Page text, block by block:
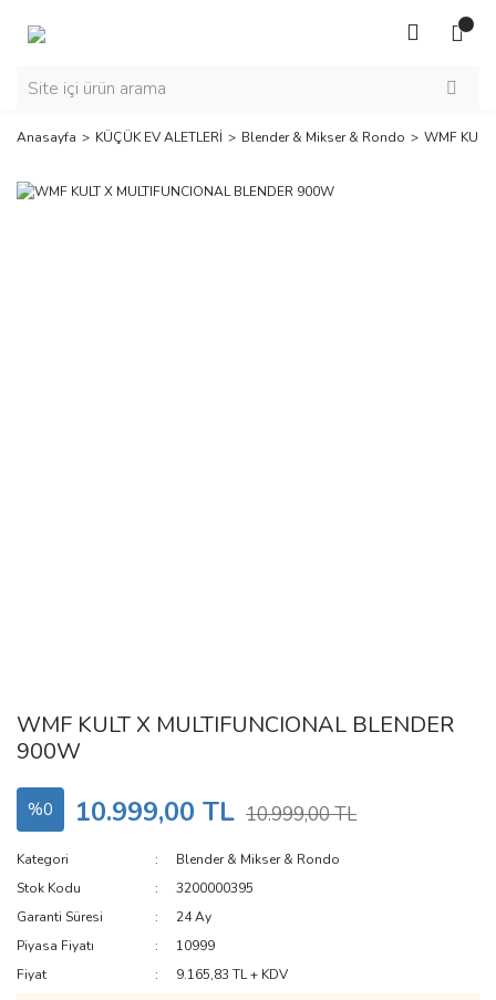
Anasayfa KÜÇÜK EV ALETLERİ Blender & Mikser & Rondo WMF KULT
WMF KULT X MULTIFUNCIONAL BLENDER
900W
%0 10.999,00 TL 10.999,00 TL
Kategori
Blender & Mikser & Rondo
Stok Kodu
3200000395
Garanti Süresi
24 Ay
Piyasa Fiyatı
10999
Fiyat
9.165,83 TL + KDV